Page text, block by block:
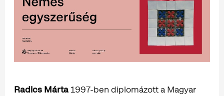
Radics Márta 1997-ben diplomázott a Magyar